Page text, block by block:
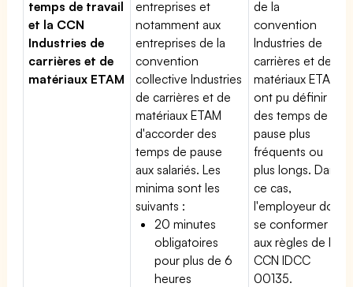
temps de travail
et la CCN
Industries de
carrières et de
matériaux ETAM
entreprises et
notamment aux
entreprises de la
convention
collective Industries
de carrières et de
matériaux ETAM
d'accorder des
temps de pause
aux salariés. Les
minima sont les
suivants :
20 minutes
obligatoires
pour plus de 6
heures
de la
convention
Industries de
carrières et de
matériaux ETAM
ont pu définir
des temps de
pause plus
fréquents ou
plus longs. Dans
ce cas,
l'employeur doit
se conformer
aux règles de la
CCN IDCC
00135.